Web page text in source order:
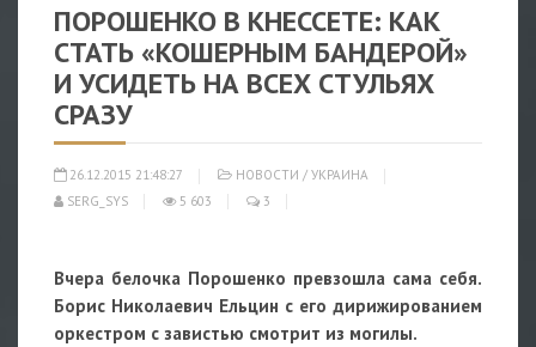
ПОРОШЕНКО В КНЕССЕТЕ: КАК
СТАТЬ «КОШЕРНЫМ БАНДЕРОЙ»
И УСИДЕТЬ НА ВСЕХ СТУЛЬЯХ
СРАЗУ
26.12.2015 21:48:27 НОВОСТИ / УКРАИНА
SERG_SYS
5 603 3
Вчера белочка Порошенко превзошла сама себя.
Борис Николаевич Ельцин с его дирижированием
оркестром с завистью смотрит из могилы.